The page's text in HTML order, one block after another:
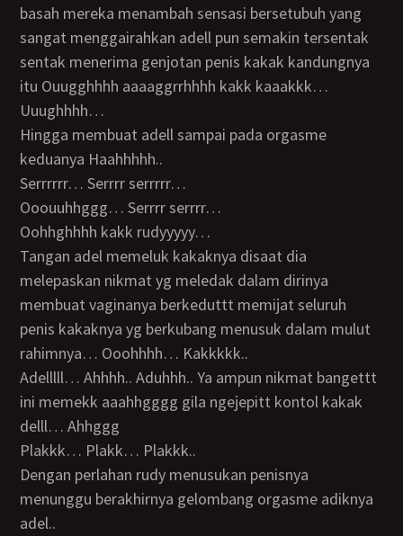
basah mereka menambah sensasi bersetubuh yang
sangat menggairahkan adell pun semakin tersentak
sentak menerima genjotan penis kakak kandungnya
itu Ouugghhhh aaaaggrrhhhh kakk kaaakkk…
Uuughhhh…
Hingga membuat adell sampai pada orgasme
keduanya Haahhhhh..
Serrrrrr… Serrrr serrrrr…
Ooouuhhggg… Serrrr serrrr…
Oohhghhhh kakk rudyyyyy…
Tangan adel memeluk kakaknya disaat dia
melepaskan nikmat yg meledak dalam dirinya
membuat vaginanya berkeduttt memijat seluruh
penis kakaknya yg berkubang menusuk dalam mulut
rahimnya… Ooohhhh… Kakkkkk..
Adelllll… Ahhhh.. Aduhhh.. Ya ampun nikmat bangettt
ini memekk aaahhgggg gila ngejepitt kontol kakak
delll… Ahhggg
Plakkk… Plakk… Plakkk..
Dengan perlahan rudy menusukan penisnya
menunggu berakhirnya gelombang orgasme adiknya
adel..